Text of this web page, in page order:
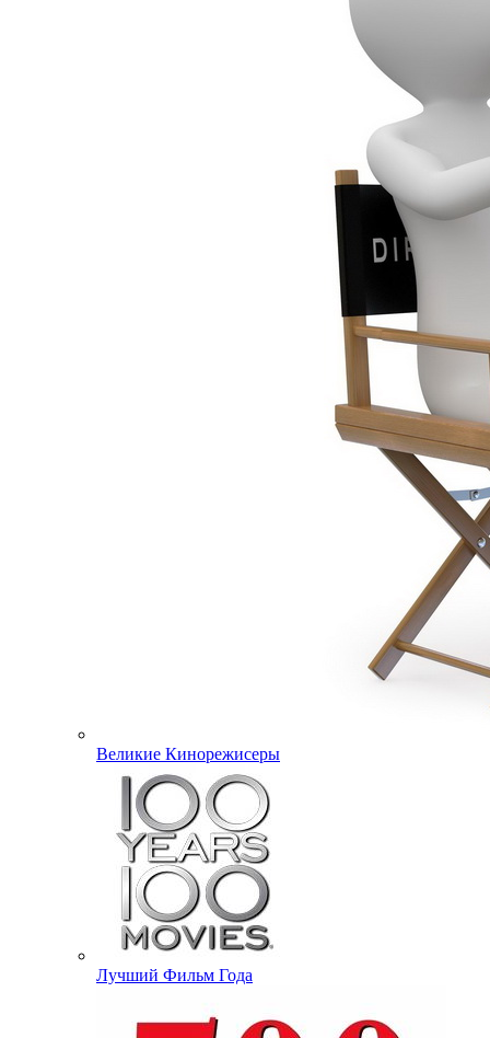
Великие Кинорежисеры
Лучший Фильм Года